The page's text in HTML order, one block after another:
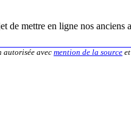
de mettre en ligne nos anciens
autorisée avecmention de la source et